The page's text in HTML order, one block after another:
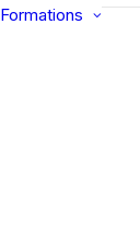
Formations